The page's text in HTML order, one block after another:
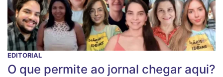
EDITORIAL
O que permite ao jornal chegar aqui?